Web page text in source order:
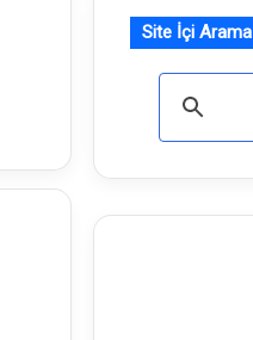
Site İçi Arama